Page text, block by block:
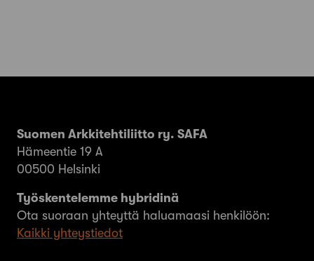
Suomen Arkkitehtiliitto ry. SAFA
Hämeentie 19 A
00500 Helsinki
Työskentelemme hybridinä
Ota suoraan yhteyttä haluamaasi henkilöön:
Kaikki yhteystiedot